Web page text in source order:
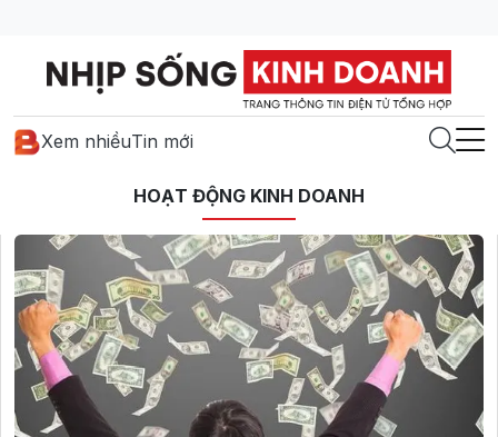
Xem nhiềuTin mới
HOẠT ĐỘNG KINH DOANH